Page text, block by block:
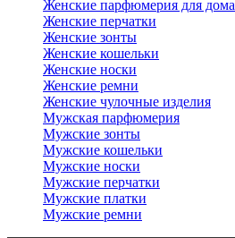
Женские парфюмерия для дома
Женские перчатки
Женские зонты
Женские кошельки
Женские носки
Женские ремни
Женские чулочные изделия
Мужская парфюмерия
Мужские зонты
Мужские кошельки
Мужские носки
Мужские перчатки
Мужские платки
Мужские ремни